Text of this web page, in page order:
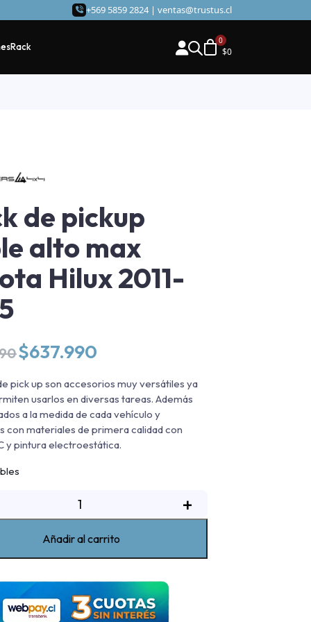
+569 5859 2824 | ventas@trustus.cl
Rack $0
de pickup
alto max
Hilux 2011-
El
precio
original
era:
$724.990.
$637.990
actual
es:
$637.990.
pick up son accesorios muy versátiles ya
usarlos en diversas tareas. Además
a la medida de cada vehículo y
con materiales de primera calidad con
y pintura electroestática.
Toyota
Hilux
+
Añadir al carrito